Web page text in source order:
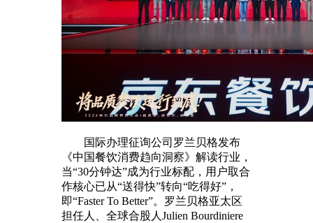
国际办理征询公司罗兰贝格发布
《中国餐饮消费趋向洞察》解读行业，
当“30分钟达”成为行业标配，用户取合
作核心已从“送得快”转向“吃得好”，
即“Faster To Better”。罗兰贝格亚太区
担任人、全球合股人Julien Bourdiniere